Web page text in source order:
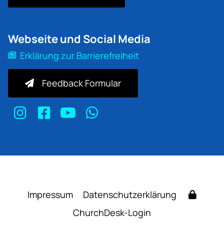
Webseite und Social Media
Erklärung zur Barrierefreiheit
Feedback Formular
Impressum
Datenschutzerklärung
ChurchDesk-Login